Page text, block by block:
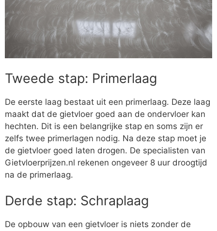
Tweede stap: Primerlaag
De eerste laag bestaat uit een primerlaag. Deze laag
maakt dat de gietvloer goed aan de ondervloer kan
hechten. Dit is een belangrijke stap en soms zijn er
zelfs twee primerlagen nodig. Na deze stap moet je
de gietvloer goed laten drogen. De specialisten van
Gietvloerprijzen.nl rekenen ongeveer 8 uur droogtijd
na de primerlaag.
Derde stap: Schraplaag
De opbouw van een gietvloer is niets zonder de